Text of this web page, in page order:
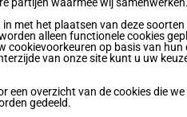
6p 3p 4
6p 13p 8
met het plaatsen van deze soorten
alleen functionele cookies
cookievoorkeuren op basis van hun
van onze site kunt u uw
een overzicht van de cookies die we
gedeeld.